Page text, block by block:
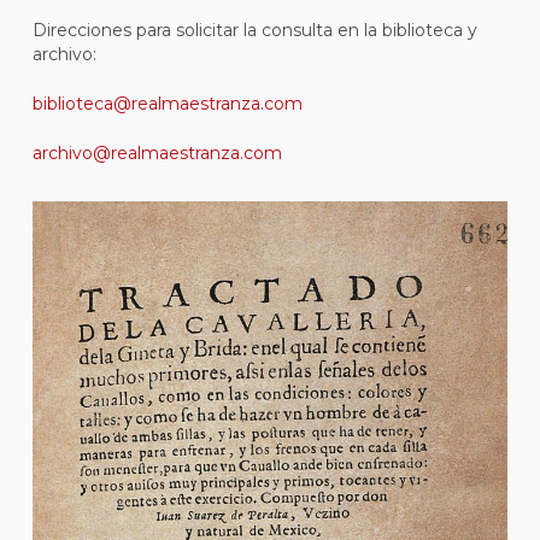
Direcciones para solicitar la consulta en la biblioteca y
archivo:
biblioteca@realmaestranza.com
archivo@realmaestranza.com